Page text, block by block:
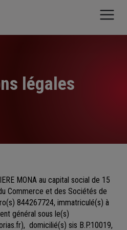
légales
MONA au capital social de 15
Commerce et des Sociétés de
844267724, immatriculé(s) à
général sous le(s)
), domicilié(s) sis B.P.10019,